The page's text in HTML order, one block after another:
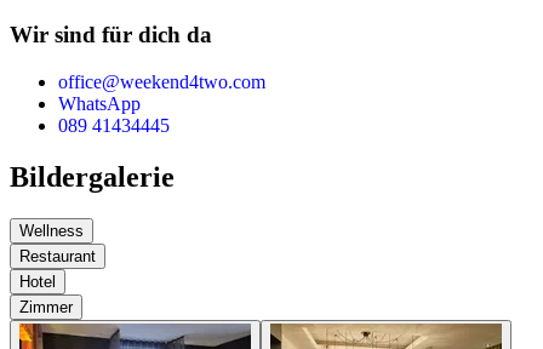
Wir sind für dich da
office@weekend4two.com
WhatsApp
089 41434445
Bildergalerie
Wellness
Restaurant
Hotel
Zimmer